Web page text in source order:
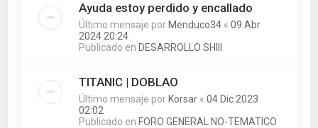
Ayuda estoy perdido y encallado
Último mensaje por Menduco34 «09 Abr
2024 20:24
Publicado en DESARROLLO SHIII
TITANIC | DOBLAO
Último mensaje por Korsar «04 Dic 2023
02:02
Publicado en FORO GENERAL NO-TEMATICO